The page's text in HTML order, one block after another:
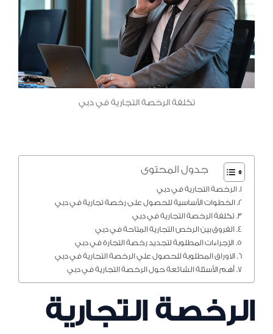
تكلفة الرخصة التجارية في دبي
جدول المحتوى
الرخصة التجارية في دبي
الخطوات الأساسية للحصول على رخصة تجارية في دبي
تكلفة الرخصة التجارية في دبي
الفروق بين الرخص التجارية المتاحة في دبي
الإجراءات المطلوبة لتجديد رخصة التجارة في دبي
الاوراق المطلوبة للحصول علي الرخصة التجارية في دبي
أهم الأسئلة الشائعة حول الرخصة التجارية في دبي
الرخصة التجارية